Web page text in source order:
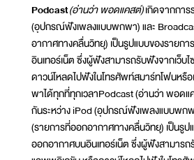
Podcast(อ่านว่า พอดแคสต์)เกิดจากกา
(อุปกรณ์ฟังเพลงแบบพกพา) และ
อากาศทางคลื่นวิทยุ) เป็นรูปแบบของรายก
อินเทอร์เน็ต ซึ่งผู้ฟังสามารถรับฟังจากเว็บ
ดาวน์โหลดไปฟังในโทรศัพท์สมาร์ทโฟนหรื
พาได้ทุกที่ทุกเวลาPodcast (อ่านว่า พอดแ
กันระหว่าง iPod (อุปกรณ์ฟังเพลงแบบพก
(รายการที่ออกอากาศทางคลื่นวิทยุ) เป็นรู
ออกอากาศบนอินเทอร์เน็ต ซึ่งผู้ฟังสามารถ